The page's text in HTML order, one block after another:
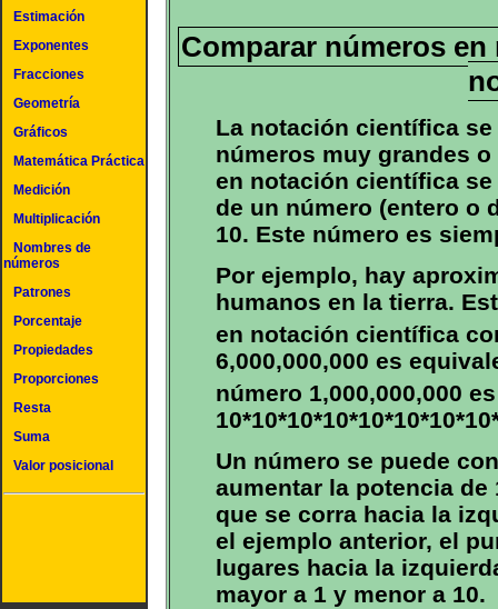
Estimación
Exponentes
Fracciones
Geometría
Gráficos
Matemática Práctica
Medición
Multiplicación
Nombres de
números
Patrones
Porcentaje
Propiedades
Proporciones
Resta
Suma
Valor posicional
Comparar números
La notación científica
números muy grandes
en notación científica
de un número (entero o
10. Este número es
Por ejemplo, hay
humanos en la tierra.
en notación científica
6,000,000,000 es
número 1,000,000,000
Un número se puede
aumentar la potencia de
que se corra hacia la
el ejemplo anterior, el
lugares hacia la
mayor a 1 y menor a 10.